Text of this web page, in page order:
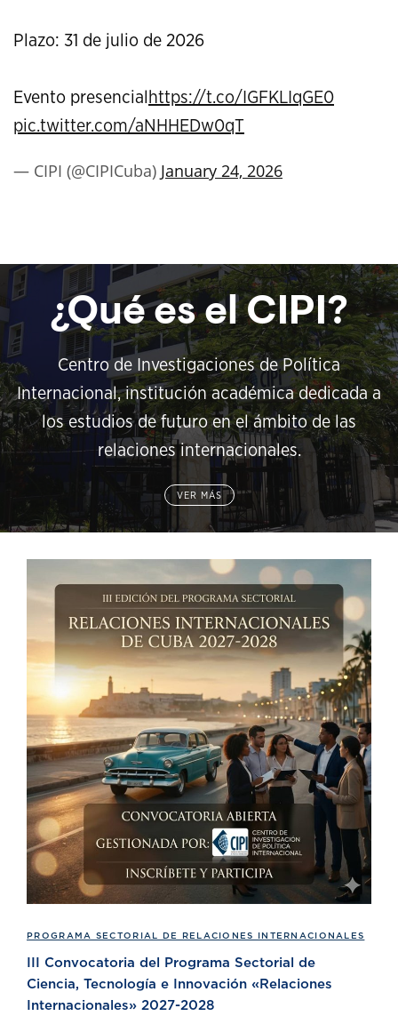
Plazo: 31 de julio de 2026
Evento presencial https://t.co/IGFKLIqGE0
pic.twitter.com/aNHHEDw0qT
— CIPI (@CIPICuba) January 24, 2026
¿Qué es el CIPI?
Centro de Investigaciones de Política
Internacional, institución académica dedicada a
los estudios de futuro en el ámbito de las
relaciones internacionales.
VER MÁS
PROGRAMA SECTORIAL DE RELACIONES INTERNACIONALES
III Convocatoria del Programa Sectorial de
Ciencia, Tecnología e Innovación «Relaciones
Internacionales» 2027-2028